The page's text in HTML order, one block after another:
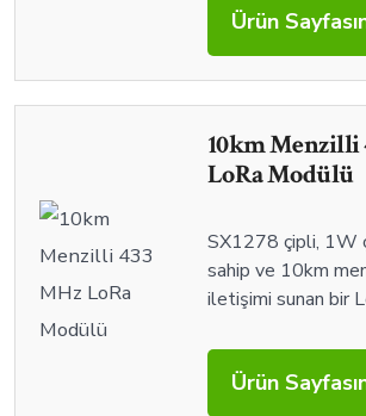
Ürün
10km Menzilli
LoRa Modülü
SX1278 çipli, 1W
sahip ve 10km
iletişimi sunan bir
Ürün